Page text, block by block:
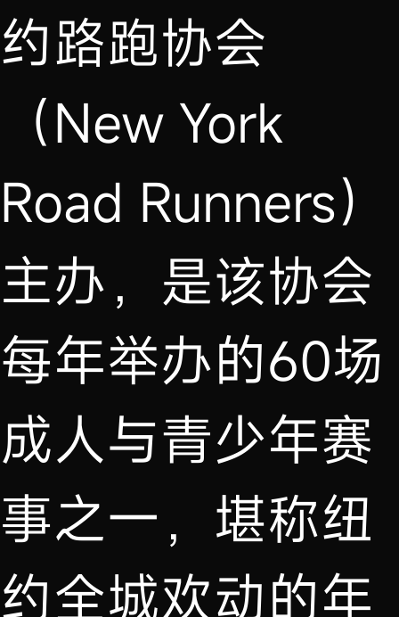
约路跑协会
（New York
Road Runners）
主办，是该协会
每年举办的60场
成人与青少年赛
事之一，堪称纽
约全城欢动的年